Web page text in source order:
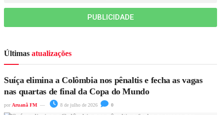
PUBLICIDADE
Últimas atualizações
Suíça elimina a Colômbia nos pênaltis e fecha as vagas
nas quartas de final da Copa do Mundo
por Aruanã FM 8 de julho de 2026 0